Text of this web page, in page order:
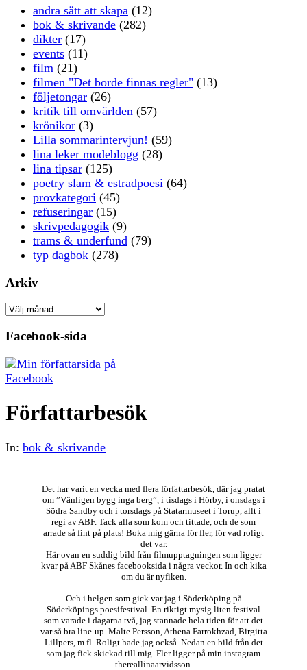
andra sätt att skapa (12)
bok & skrivande (282)
dikter (17)
events (11)
film (21)
filmen "Det borde finnas regler" (13)
följetongar (26)
kritik till omvärlden (57)
krönikor (3)
Lilla sommarintervjun! (59)
lina leker modeblogg (28)
lina tipsar (125)
poetry slam & estradpoesi (64)
provkategori (45)
refuseringar (15)
skrivpedagogik (9)
trams & underfund (79)
typ dagbok (278)
Arkiv
Arkiv
Facebook-sida
Författarbesök
In: bok & skrivande
Det har varit en vecka med flera författarbesök, där jag pratat
om ”Vänligen bygg inga berg”, i tisdags i Hörby, i onsdags i
Södra Sandby och i torsdags på Statarmuseet i Torup, allt i
regi av ABF. Tack alla som kom och tittade, och de som
arrade så fint på plats! Boka mig gärna för fler, för vad roligt
det var.
Här ovan en suddig bild från filmupptagningen som ligger
kvar på ABF Skånes facebooksida i några veckor. In och kika
om du är nyfiken.
Och i helgen som gick var jag i Söderköping på
Söderköpings poesifestival. En riktigt mysig liten festival
som varade i dagarna två, jag stannade hela tiden för att det
var så bra line-up. Malte Persson, Athena Farrokhzad, Birgitta
Lillpers, m fl. Roligt hade jag också. Nedan en bild från det
som jag fick skickad till mig. Fler ligger på min instagram
thereallinaarvidsson.